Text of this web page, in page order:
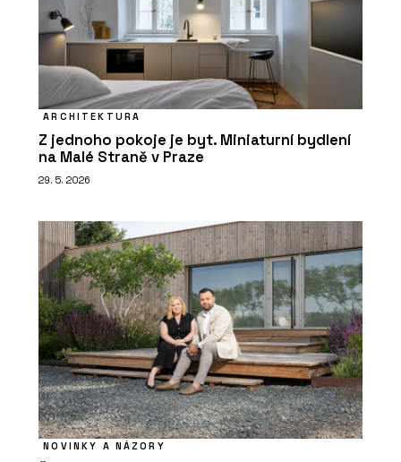
ARCHITEKTURA
Z jednoho pokoje je byt. Miniaturní bydlení
na Malé Straně v Praze
29. 5. 2026
NOVINKY A NÁZORY